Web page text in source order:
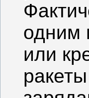
одним
или